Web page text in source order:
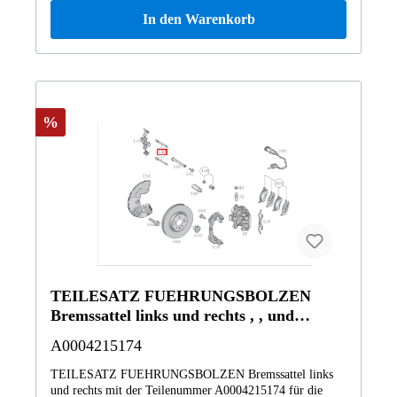
anderem verbaut in folgenden Modellen 292324 EQC 400
4MATIC292356 GLE 400 4MATIC Coupé BCA292364
Mercedes-AMG GLE 43 4MATIC Coupé292373 GLE 500
4MATIC Coupé BCA292374 Mercedes-AMG GLE 63
4MATIC Coupé Vertrauen Sie auf Mercedes-Benz
In den Warenkorb
%
TEILESATZ FUEHRUNGSBOLZEN
Bremssattel links und rechts , , und
A0004215174
TEILESATZ FUEHRUNGSBOLZEN Bremssattel links
und rechts mit der Teilenummer A0004215174 für die